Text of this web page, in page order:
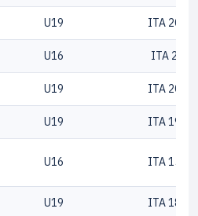
U19 ITA
U16 ITA
U19 ITA
U19 ITA
U16 ITA
U19 ITA